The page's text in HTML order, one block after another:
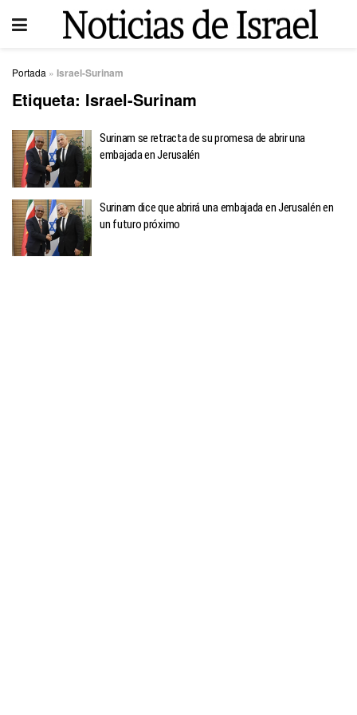
Portada » Israel-Surinam
Etiqueta: Israel-Surinam
Surinam se retracta de su promesa de abrir una
embajada en Jerusalén
Surinam dice que abrirá una embajada en Jerusalén en
un futuro próximo